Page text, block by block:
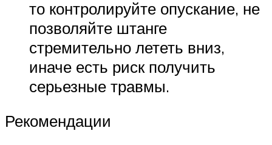
то контролируйте опускание, не
позволяйте штанге
стремительно лететь вниз,
иначе есть риск получить
серьезные травмы.
Рекомендации